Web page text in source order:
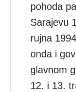
pohoda
Sarajevu
rujna
onda i
glavnom
12. i 13.